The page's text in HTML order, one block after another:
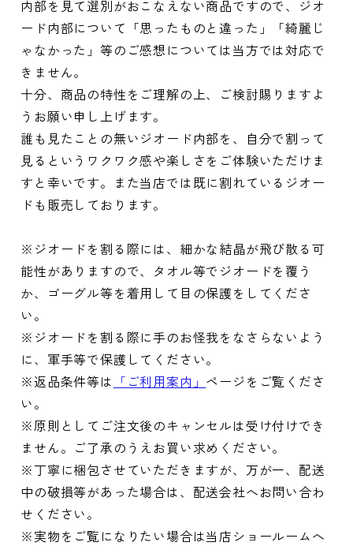
内部を見て選別がおこなえない商品ですので、ジオ
ード内部について「思ったものと違った」「綺麗じ
ゃなかった」等のご感想については当方では対応で
きません。
十分、商品の特性をご理解の上、ご検討賜りますよ
うお願い申し上げます。
誰も見たことの無いジオード内部を、自分で割って
見るというワクワク感や楽しさをご体験いただけま
すと幸いです。また当店では既に割れているジオー
ドも販売しております。
※ジオードを割る際には、細かな結晶が飛び散る可
能性がありますので、タオル等でジオードを覆う
か、ゴーグル等を着用して目の保護をしてくださ
い。
※ジオードを割る際に手のお怪我をなさらないよう
に、軍手等で保護してください。
※返品条件等は 「ご利用案内」 ページをご覧くださ
い。
※原則としてご注文後のキャンセルは受け付けでき
ません。ご了承のうえお買い求めください。
※丁寧に梱包させていただきますが、万が一、配送
中の破損等があった場合は、配送会社へお問い合わ
せください。
※実物をご覧になりたい場合は当店ショールームへ